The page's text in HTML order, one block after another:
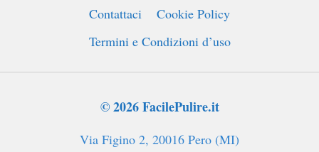
Contattaci
Cookie Policy
Termini e Condizioni d’uso
© 2026 FacilePulire.it
Via Figino 2, 20016 Pero (MI)